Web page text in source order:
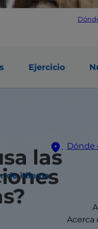
Dónde
de idioma
Acerca
Ejercicio
las